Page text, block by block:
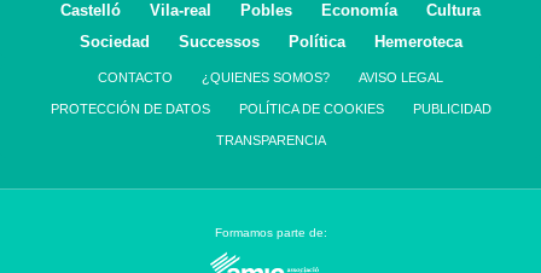
Castelló Vila-real Pobles Economía
Cultura
Sociedad
Successos Política Hemeroteca
CONTACTO ¿QUIENES SOMOS? AVISO LEGAL
PROTECCIÓN DE DATOS POLÍTICA DE COOKIES PUBLICIDAD
TRANSPARENCIA
Formamos parte de: